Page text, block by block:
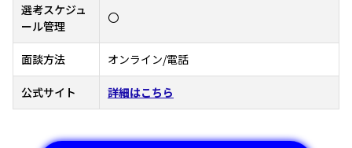
選考スケジュ
ール管理
〇
面談方法 オンライン/電話
公式サイト 詳細はこちら